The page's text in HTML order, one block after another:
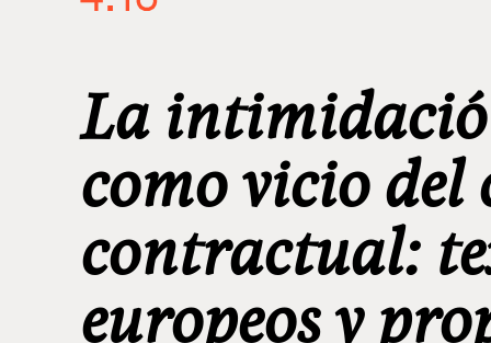
La
como vicio
contractual:
europeos y